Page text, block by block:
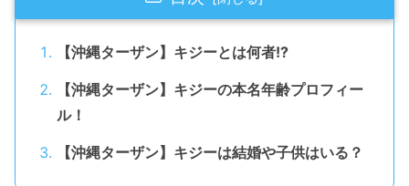
【沖縄ターザン】キジーとは何者!?
【沖縄ターザン】キジーの本名年齢プロフィー
ル！
【沖縄ターザン】キジーは結婚や子供はいる？